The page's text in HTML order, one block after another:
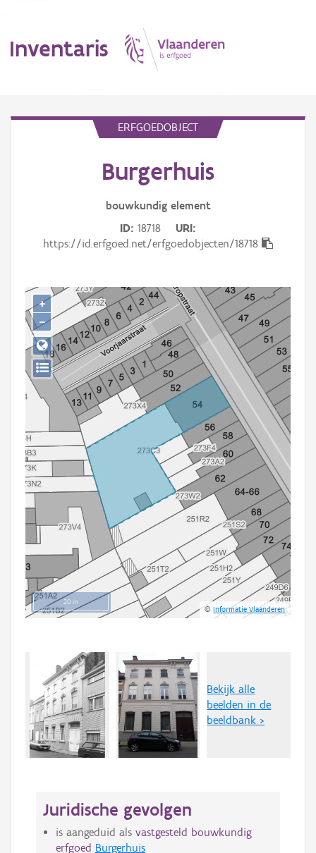
Inventaris
Gebeurtenis
Persoon of collectief
Downloads
Hergebruik
Aanmelden
ERFGOEDOBJECT
Burgerhuis
bouwkundig element
ID 18718
URI
https://id.erfgoed.net/erfgoedobjecten/18718
20 m
©Informatie Vlaanderen
+
−
Bekijk alle
beelden in de
beeldbank >
Juridische gevolgen
is aangeduid als vastgesteld bouwkundig
erfgoed Burgerhuis